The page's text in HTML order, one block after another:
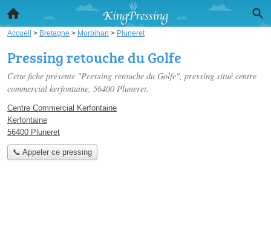
Accueil > Bretagne > Morbihan > Pluneret
Pressing retouche du Golfe
Cette fiche présente "Pressing retouche du Golfe", pressing situé centre
commercial kerfontaine, 56400 Pluneret.
Centre Commercial Kerfontaine
Kerfontaine
56400 Pluneret
📞 Appeler ce pressing